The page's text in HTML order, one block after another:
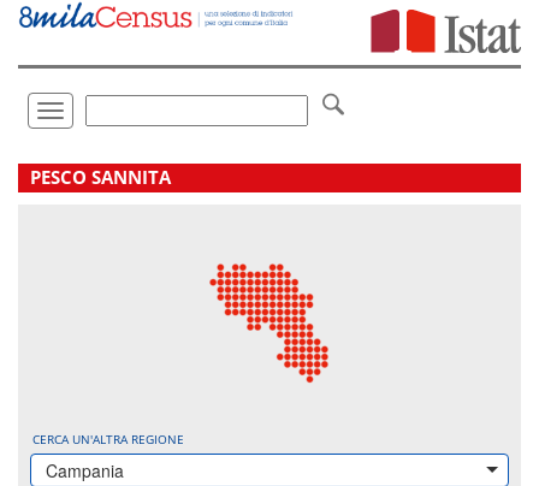
Vai
direttamente
Toggle
navigation
.
PESCO SANNITA
CERCA UN'ALTRA REGIONE
Campania